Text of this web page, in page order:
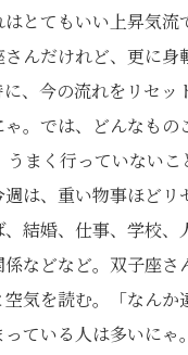
とてもいい上昇気流
さんだけれど、更に身
、今の流れをリセッ
。では、どんなもの
まく行っていないこ
週は、重い物事ほどリ
、結婚、仕事、学校、
などなど。双子座さ
気を読む。「なんか
ている人は多いにゃ